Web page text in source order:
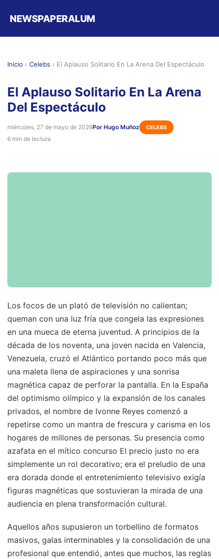
NEWSPAPERALUM
Inicio › Celebs › El Aplauso Solitario En La Arena Del Espectáculo
El Aplauso Solitario En La Arena
Del Espectáculo
miércoles, 27 de mayo de 2026Por Hugo Muñoz CELEBS
6 min de lectura
Los focos de un plató de televisión no calientan;
queman con una luz fría que congela las expresiones
en una mueca de eterna juventud. A principios de la
década de los noventa, una joven nacida en Valencia,
Venezuela, cruzó el Atlántico portando poco más que
una maleta llena de aspiraciones y una sonrisa
magnética capaz de perforar la pantalla. En la España
del optimismo olímpico y la expansión de los canales
privados, el nombre de Ivonne Reyes comenzó a
repetirse como un mantra de frescura y carisma en los
hogares de millones de personas. Su presencia como
azafata en el mítico concurso El precio justo no era
simplemente un rol decorativo; era el preludio de una
era dorada donde el entretenimiento televisivo exigía
figuras magnéticas que sostuvieran la mirada de una
audiencia en plena transformación cultural.
Aquellos años supusieron un torbellino de formatos
masivos, galas interminables y la consolidación de una
profesional que entendió, antes que muchos, las reglas